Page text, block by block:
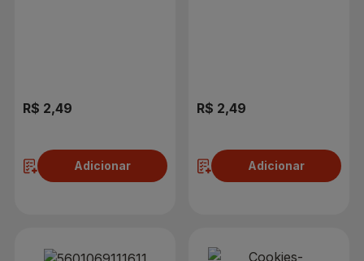
R$ 2,49
Adicionar
R$ 2,49
Adicionar